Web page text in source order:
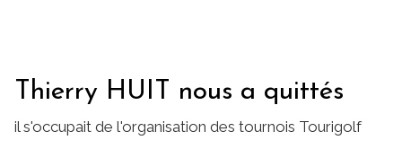
Thierry HUIT nous a quittés
il s'occupait de l'organisation des tournois Tourigolf